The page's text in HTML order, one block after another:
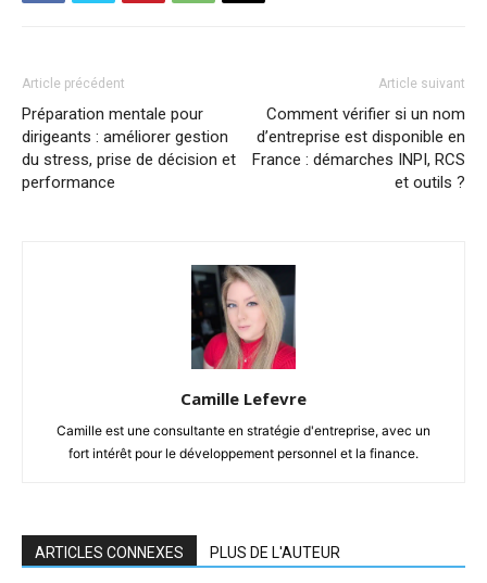
Article précédent
Préparation mentale pour
dirigeants : améliorer gestion
du stress, prise de décision et
performance
Article suivant
Comment vérifier si un nom
d’entreprise est disponible en
France : démarches INPI, RCS
et outils ?
Camille Lefevre
Camille est une consultante en stratégie d'entreprise, avec un
fort intérêt pour le développement personnel et la finance.
ARTICLES CONNEXES PLUS DE L'AUTEUR